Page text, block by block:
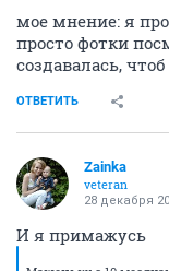
мое мнение: я
просто фотки
создавалась,
ОТВЕТИТЬ
Zainka
veteran
28 декабря
И я примажусь